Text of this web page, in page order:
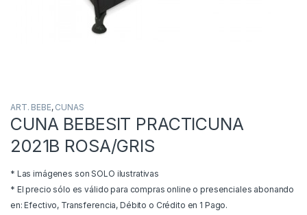
ART. BEBE, CUNAS
CUNA BEBESIT PRACTICUNA
2021B ROSA/GRIS
* Las imágenes son SOLO ilustrativas
* El precio sólo es válido para compras online o presenciales abonando
en: Efectivo, Transferencia, Débito o Crédito en 1 Pago.